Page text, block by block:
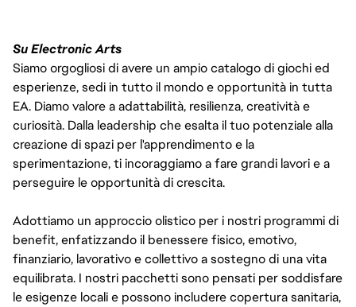
Su Electronic Arts
Siamo orgogliosi di avere un ampio catalogo di giochi ed
esperienze, sedi in tutto il mondo e opportunità in tutta
EA. Diamo valore a adattabilità, resilienza, creatività e
curiosità. Dalla leadership che esalta il tuo potenziale alla
creazione di spazi per l'apprendimento e la
sperimentazione, ti incoraggiamo a fare grandi lavori e a
perseguire le opportunità di crescita.
Adottiamo un approccio olistico per i nostri programmi di
benefit, enfatizzando il benessere fisico, emotivo,
finanziario, lavorativo e collettivo a sostegno di una vita
equilibrata. I nostri pacchetti sono pensati per soddisfare
le esigenze locali e possono includere copertura sanitaria,